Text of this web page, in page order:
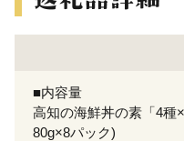
■内容量
高知の海鮮丼の素「4種
80g×8パック)